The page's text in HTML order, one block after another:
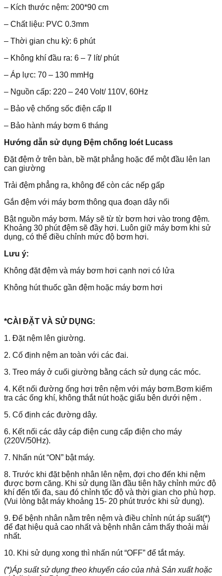
– Kích thước nệm: 200*90 cm
– Chất liệu: PVC 0.3mm
– Thời gian chu kỳ: 6 phút
– Không khí đầu ra: 6 – 7 lít/ phút
– Áp lực: 70 – 130 mmHg
– Nguồn cấp: 220 – 240 Volt/ 110V, 60Hz
– Bảo vệ chống sốc điện cấp II
– Bảo hành máy bơm 6 tháng
Hướng dẫn sử dụng Đệm chống loét Lucass
Đặt đệm ở trên bàn, bề mặt phẳng hoặc để một đầu lên lan
can giường
Trải đệm phẳng ra, không để còn các nếp gấp
Gắn đệm với máy bơm thông qua đoạn dây nối
Bật nguồn máy bơm. Máy sẽ từ từ bơm hơi vào trong đệm.
Khoảng 30 phút đệm sẽ đầy hơi. Luôn giữ máy bơm khi sử
dụng, có thể điều chỉnh mức độ bơm hơi.
Lưu ý:
Không đặt đệm và máy bơm hơi cạnh nơi có lửa
Không hút thuốc gần đệm hoặc máy bơm hơi
*CÀI ĐẶT VÀ SỬ DỤNG:
1. Đặt nệm lên giường.
2. Cố định nệm an toàn với các đai.
3. Treo máy ở cuối giường bằng cách sử dụng các móc.
4. Kết nối đường ống hơi trên nệm với máy bơm.Bơm kiểm
tra các ống khí, không thắt nút hoặc giấu bên dưới nệm .
5. Cố định các đường dây.
6. Kết nối các dây cáp điện cung cấp điện cho máy
(220V/50Hz).
7. Nhấn nút “ON” bật máy.
8. Trước khi đặt bệnh nhân lên nệm, đợi cho đến khi nệm
được bơm căng. Khi sử dụng lần đầu tiên hãy chỉnh mức độ
khí đến tối đa, sau đó chỉnh tốc độ và thời gian cho phù hợp.
(Vui lòng bật máy khoảng 15- 20 phút trước khi sử dụng).
9. Để bệnh nhân nằm trên nệm và điều chỉnh nút áp suất(*)
để đạt hiệu quả cao nhất và bệnh nhân cảm thấy thoải mái
nhất.
10. Khi sử dụng xong thì nhấn nút “OFF” để tắt máy.
(*)Áp suất sử dụng theo khuyến cáo của nhà Sản xuất hoặc